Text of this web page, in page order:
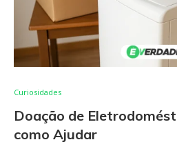
Curiosidades
Doação de
como Ajudar